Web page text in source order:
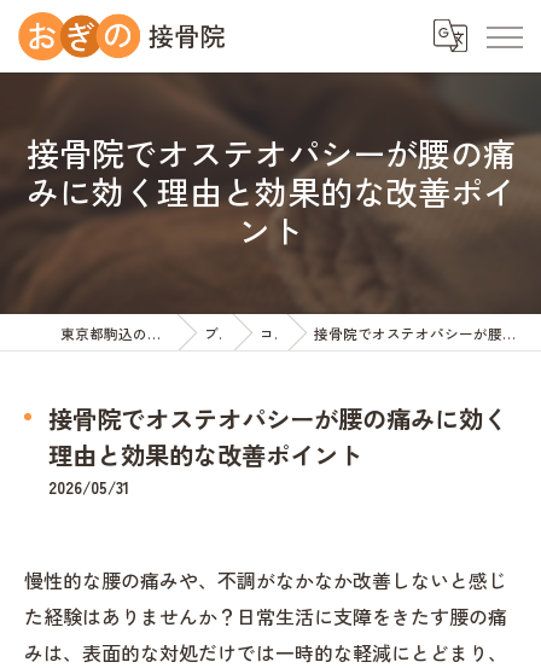
接骨院でオステオパシーが腰の痛
みに効く理由と効果的な改善ポイ
ント
東京都駒込の接骨院ならおぎの接骨院 ブログ コラム 接骨院でオステオパシーが腰の痛みに効く理由と効果的な改善ポイント
接骨院でオステオパシーが腰の痛みに効く
理由と効果的な改善ポイント
2026/05/31
慢性的な腰の痛みや、不調がなかなか改善しないと感じ
た経験はありませんか？日常生活に支障をきたす腰の痛
みは、表面的な対処だけでは一時的な軽減にとどまり、